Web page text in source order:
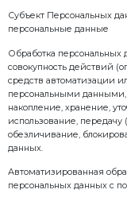
контроле
– Приказ
содержанию
субъектом
– Постановление
утверждении
обязанностей,